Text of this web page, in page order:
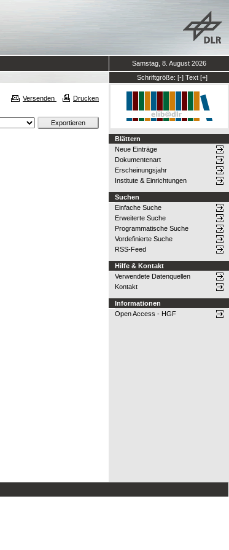
Samstag, 8. August 2026
Schriftgröße: [-] Text [+]
Versenden Drucken
Blättern
Neue Einträge
Dokumentenart
Erscheinungsjahr
Institute & Einrichtungen
Suchen
Einfache Suche
Erweiterte Suche
Programmatische Suche
Vordefinierte Suche
RSS-Feed
Hilfe & Kontakt
Verwendete Datenquellen
Kontakt
Informationen
Open Access - HGF